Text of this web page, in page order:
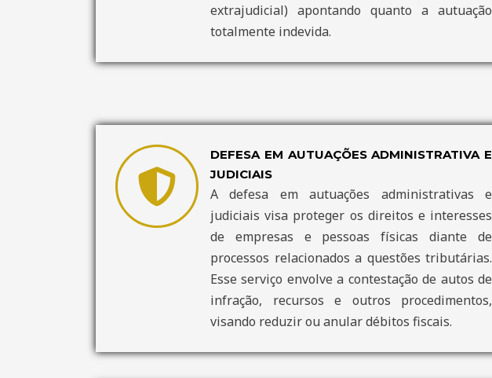
extrajudicial) apontando quanto a autuação
totalmente indevida.
DEFESA EM AUTUAÇÕES ADMINISTRATIVA E
JUDICIAIS
A defesa em autuações administrativas e
judiciais visa proteger os direitos e interesses
de empresas e pessoas físicas diante de
processos relacionados a questões tributárias.
Esse serviço envolve a contestação de autos de
infração, recursos e outros procedimentos,
visando reduzir ou anular débitos fiscais.